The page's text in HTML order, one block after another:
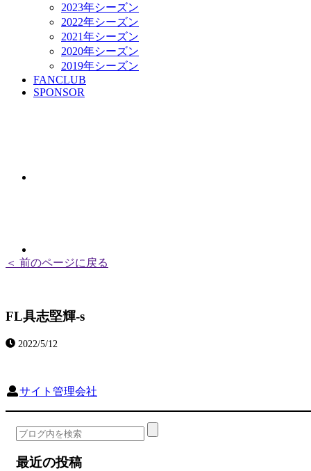
2023年シーズン
2022年シーズン
2021年シーズン
2020年シーズン
2019年シーズン
FANCLUB
SPONSOR
＜ 前のページに戻る
FL具志堅輝-s
2022/5/12
サイト管理会社
最近の投稿